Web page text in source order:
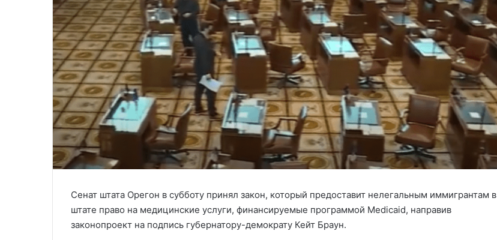
Сенат штата Орегон в субботу принял закон, который предоставит нелегальным иммигрантам в
штате право на медицинские услуги, финансируемые программой Medicaid, направив
законопроект на подпись губернатору-демократу Кейт Браун.